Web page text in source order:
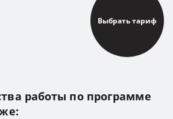
Выбрать тариф
работы по программе